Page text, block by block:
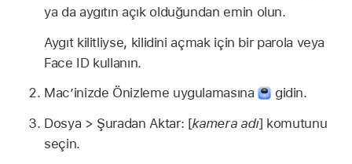
ya da aygıtın açık olduğundan emin olun.
Aygıt kilitliyse, kilidini açmak için bir parola veya
Face ID kullanın.
Mac’inizde Önizleme uygulamasına
gidin.
Dosya > Şuradan Aktar: [kamera adı] komutunu
seçin.